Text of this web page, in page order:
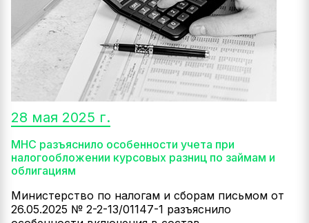
28 мая 2025 г.
МНС разъяснило особенности учета при
налогообложении курсовых разниц по займам и
облигациям
Министерство по налогам и сборам письмом от
26.05.2025 № 2-2-13/01147-1 разъяснило